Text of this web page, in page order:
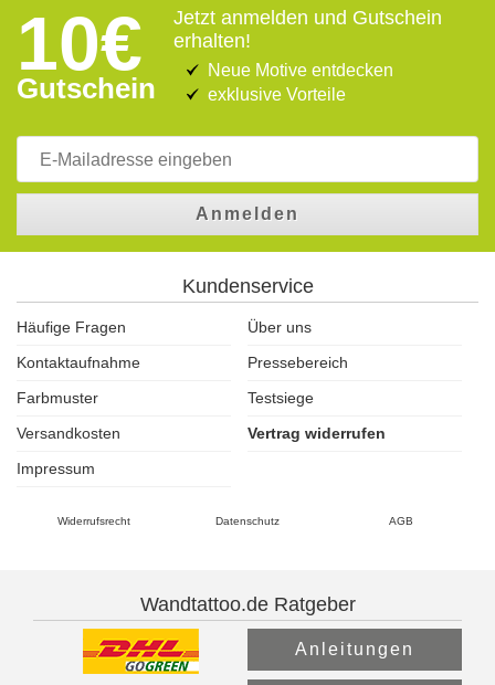
10€
Gutschein
Jetzt anmelden und Gutschein
erhalten!
Neue Motive entdecken
exklusive Vorteile
Anmelden
Kundenservice
Häufige Fragen
Über uns
Kontaktaufnahme
Pressebereich
Farbmuster
Testsiege
Versandkosten
Vertrag widerrufen
Impressum
Widerrufsrecht Datenschutz AGB
Wandtattoo.de Ratgeber
Anleitungen